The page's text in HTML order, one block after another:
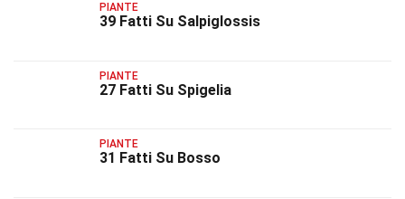
PIANTE
39 Fatti Su Salpiglossis
PIANTE
27 Fatti Su Spigelia
PIANTE
31 Fatti Su Bosso